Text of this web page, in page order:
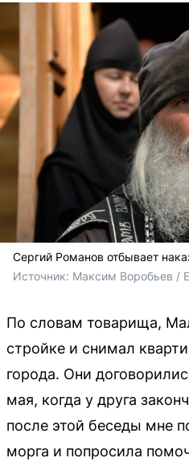
Сергий Романов отбывает
Источник: Максим Воробьев /
По словам товарища,
стройке и снимал
города. Они
мая, когда у друга
после этой беседы мне
морга и попросила